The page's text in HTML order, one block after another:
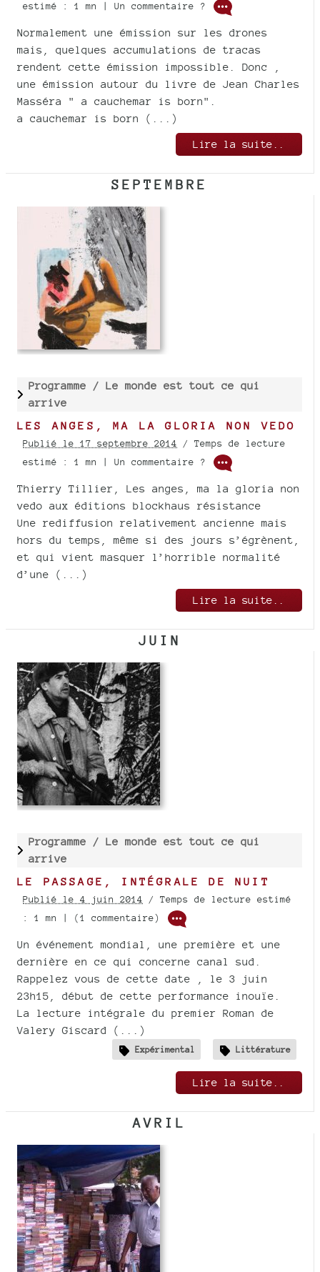
estimé : 1 mn | Un commentaire ?
Normalement une émission sur les drones
mais, quelques accumulations de tracas
rendent cette émission impossible. Donc ,
une émission autour du livre de Jean Charles
Masséra " a cauchemar is born".
a cauchemar is born (...)
Lire la suite..
SEPTEMBRE
Programme / Le monde est tout ce qui
arrive
LES ANGES, MA LA GLORIA NON VEDO
Publié le 17 septembre 2014 / Temps de lecture
estimé : 1 mn | Un commentaire ?
Thierry Tillier, Les anges, ma la gloria non
vedo aux éditions blockhaus résistance
Une rediffusion relativement ancienne mais
hors du temps, même si des jours s’égrènent,
et qui vient masquer l’horrible normalité
d’une (...)
Lire la suite..
JUIN
Programme / Le monde est tout ce qui
arrive
LE PASSAGE, INTÉGRALE DE NUIT
Publié le 4 juin 2014 / Temps de lecture estimé
: 1 mn | (1 commentaire)
Un événement mondial, une première et une
dernière en ce qui concerne canal sud.
Rappelez vous de cette date , le 3 juin
23h15, début de cette performance inouïe.
La lecture intégrale du premier Roman de
Valery Giscard (...)
Expérimental Littérature
Lire la suite..
AVRIL